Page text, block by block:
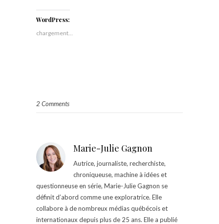
WordPress:
chargement…
2 Comments
Marie-Julie Gagnon
Autrice, journaliste, recherchiste,
chroniqueuse, machine à idées et
questionneuse en série, Marie-Julie Gagnon se
définit d’abord comme une exploratrice. Elle
collabore à de nombreux médias québécois et
internationaux depuis plus de 25 ans. Elle a publié